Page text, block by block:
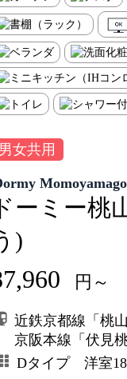
女共用
ーミー桃
)
円～
近鉄京都線「桃
京阪本線「伏見
Dタイプ 洋室